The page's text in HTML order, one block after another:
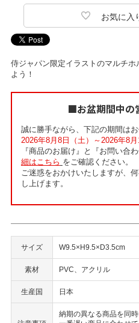
侍ジャパン限定イラストのマルチ
よう！
■お盆期間中
誠に勝手ながら、下記の期間は
2026年8月8日（土）～2026年8月
『商品のお届け』と『お問い合
細はこちら をご確認ください。
ご迷惑をおかけいたしますが、
し上げます。
サイズ W9.5×H9.5×D3.5cm
素材 PVC、アクリル
生産国 日本
納期の異なる商品を同